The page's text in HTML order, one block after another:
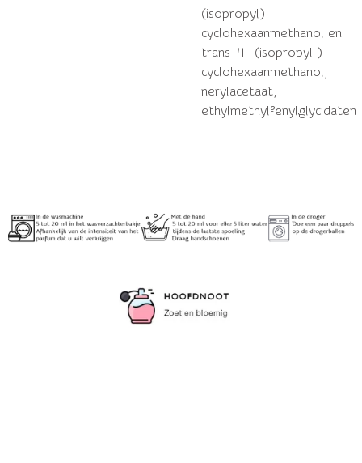
(isopropyl)
cyclohexaanmethanol en
trans-4- (isopropyl )
cyclohexaanmethanol,
nerylacetaat,
ethylmethylfenylglycidaten